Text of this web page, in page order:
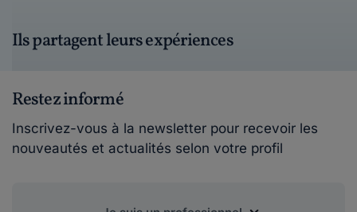
Ils partagent leurs expériences
Restez informé
Inscrivez-vous à la newsletter pour recevoir les
nouveautés et actualités selon votre profil